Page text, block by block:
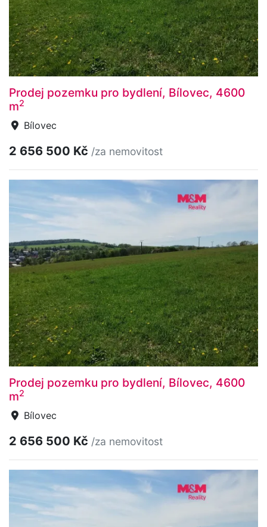
Prodej pozemku pro bydlení, Bílovec, 4600
m2
Bílovec
2 656 500 Kč /za nemovitost
Prodej pozemku pro bydlení, Bílovec, 4600
m2
Bílovec
2 656 500 Kč /za nemovitost